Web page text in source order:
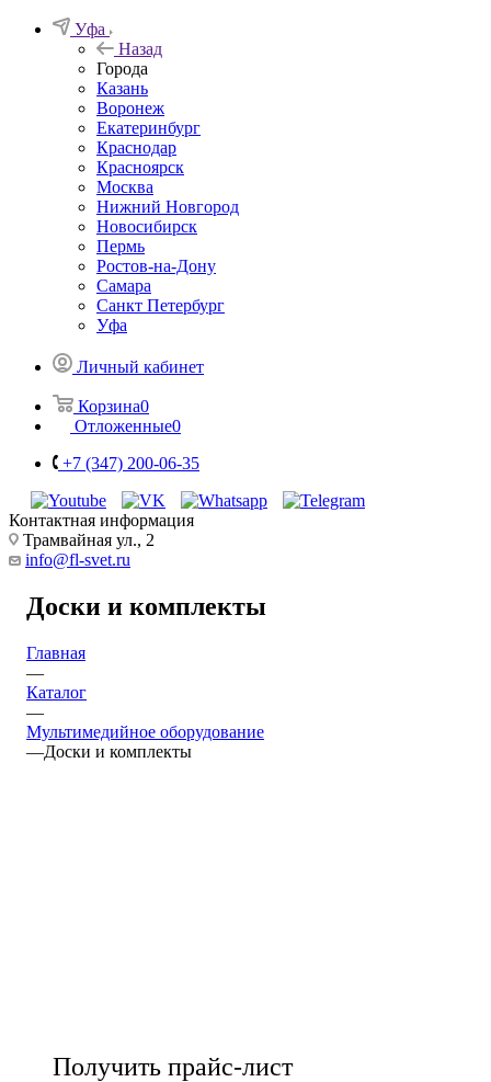
Уфа
Назад
Города
Казань
Воронеж
Екатеринбург
Краснодар
Красноярск
Москва
Нижний Новгород
Новосибирск
Пермь
Ростов-на-Дону
Самара
Санкт Петербург
Уфа
Личный кабинет
Корзина0
Отложенные0
+7 (347) 200-06-35
Контактная информация
Трамвайная ул., 2
info@fl-svet.ru
Доски и комплекты
Главная
—
Каталог
—
Мультимедийное оборудование
—Доски и комплекты
Получить прайс-лист